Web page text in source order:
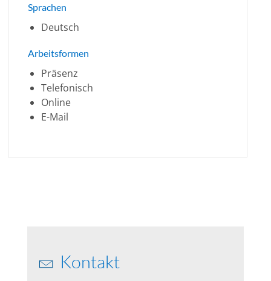
Sprachen
Deutsch
Arbeitsformen
Präsenz
Telefonisch
Online
E-Mail
Kontakt